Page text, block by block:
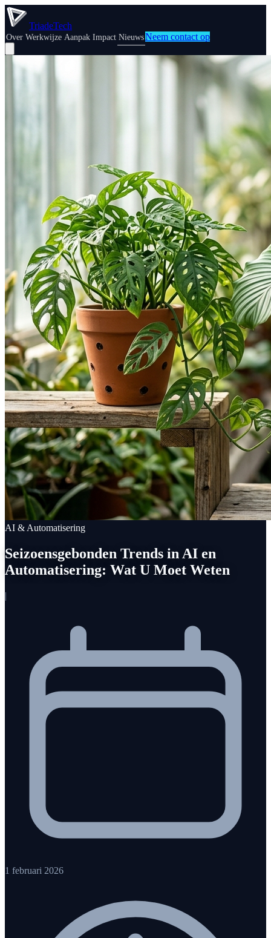
TriadeTech
Over Werkwijze Aanpak Impact NieuwsNeem contact op
AI & Automatisering
Seizoensgebonden Trends in AI en
Automatisering: Wat U Moet Weten
|
1 februari 2026